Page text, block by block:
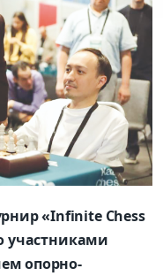
«Infinite Chess
участниками
опорно-